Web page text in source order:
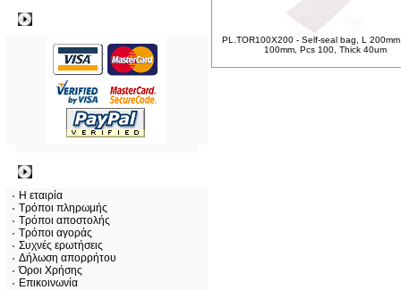
Η εταιρία
Τρόποι πληρωμής
Τρόποι αποστολής
Τρόποι αγοράς
Συχνές ερωτήσεις
Δήλωση απορρήτου
Όροι Χρήσης
Επικοινωνία
PL.TOR100X200 - Self-seal bag, L
100mm, Pcs 100, Thick 40um